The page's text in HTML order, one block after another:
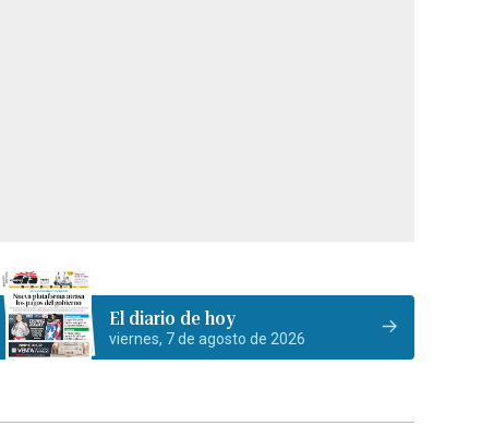
El diario de hoy
viernes, 7 de agosto de 2026